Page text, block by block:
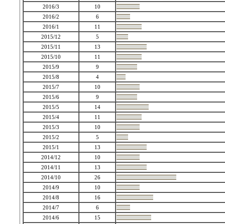
2016/3
10
2016/2
6
2016/1
11
2015/12
5
2015/11
13
2015/10
11
2015/9
9
2015/8
4
2015/7
10
2015/6
9
2015/5
14
2015/4
11
2015/3
10
2015/2
5
2015/1
13
2014/12
10
2014/11
13
2014/10
26
2014/9
10
2014/8
16
2014/7
6
2014/6
15